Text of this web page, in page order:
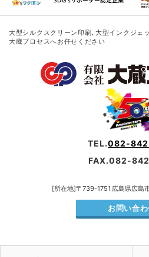
大型シルクスクリーン印刷、大型インクジェ
大蔵プロセスへお任せください
TEL.082-
FAX.082-
[所在地]〒739-1751 広島県広島
お問い合